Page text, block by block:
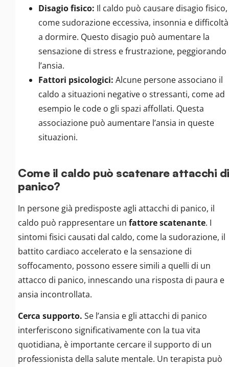
Disagio fisico: Il caldo può causare disagio fisico,
come sudorazione eccessiva, insonnia e difficoltà
a dormire. Questo disagio può aumentare la
sensazione di stress e frustrazione, peggiorando
l’ansia.
Fattori psicologici: Alcune persone associano il
caldo a situazioni negative o stressanti, come ad
esempio le code o gli spazi affollati. Questa
associazione può aumentare l’ansia in queste
situazioni.
Come il caldo può scatenare attacchi di
panico?
In persone già predisposte agli attacchi di panico, il
caldo può rappresentare un fattore scatenante. I
sintomi fisici causati dal caldo, come la sudorazione, il
battito cardiaco accelerato e la sensazione di
soffocamento, possono essere simili a quelli di un
attacco di panico, innescando una risposta di paura e
ansia incontrollata.
Cerca supporto. Se l’ansia e gli attacchi di panico
interferiscono significativamente con la tua vita
quotidiana, è importante cercare il supporto di un
professionista della salute mentale. Un terapista può